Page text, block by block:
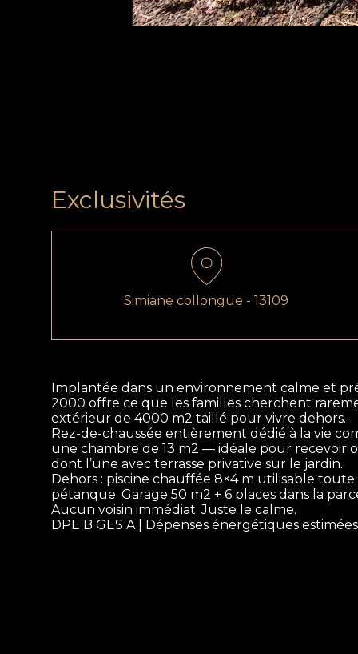
Exclusivités
Simiane collongue - 13109
Implantée dans un environnement calme et
2000 offre ce que les familles cherchent
extérieur de 4000 m2 taillé pour vivre dehors.-
Rez-de-chaussée entièrement dédié à la vie
une chambre de 13 m2 — idéale pour recevoir
dont l’une avec terrasse privative sur le jardin.
Dehors : piscine chauffée 8×4 m utilisable toute
pétanque. Garage 50 m2 + 6 places dans la
Aucun voisin immédiat. Juste le calme.
DPE B GES A | Dépenses énergétiques